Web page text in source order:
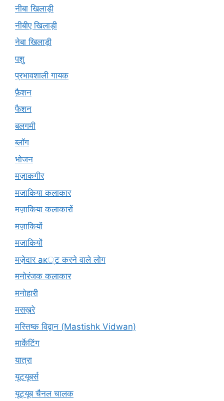
नीबा खिलाड़ी
नीबीए खिलाड़ी
नेबा खिलाड़ी
पशु
प्रभावशाली गायक
फ़ैशन
फैशन
बलगमी
ब्लॉग
भोजन
मज़ाकगीर
मजाकिया कलाकार
मज़ाकिया कलाकारों
मज़ाकियों
मजाकियों
मज़ेदार ак्ट करने वाले लोग
मनोरंजक कलाकार
मनोहारी
मसख़रे
मस्तिष्क विद्वान (Mastishk Vidwan)
मार्केटिंग
यात्रा
यूटयूबर्स
यूट्यूब चैनल चालक